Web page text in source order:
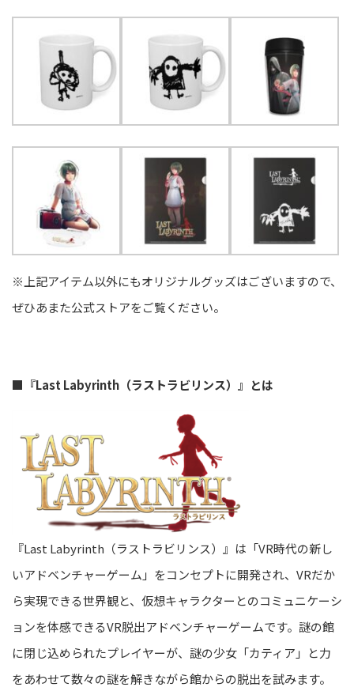
※上記アイテム以外にもオリジナルグッズはございますので、
ぜひあまた公式ストアをご覧ください。
■ 『Last Labyrinth（ラストラビリンス）』とは
『Last Labyrinth（ラストラビリンス）』は「VR時代の新し
いアドベンチャーゲーム」をコンセプトに開発され、VRだか
ら実現できる世界観と、仮想キャラクターとのコミュニケーシ
ョンを体感できるVR脱出アドベンチャーゲームです。謎の館
に閉じ込められたプレイヤーが、謎の少女「カティア」と力
をあわせて数々の謎を解きながら館からの脱出を試みます。